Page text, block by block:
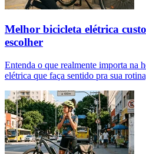
Melhor bicicleta elétrica
escolher
Entenda o que realmente importa na
elétrica que faça sentido pra sua